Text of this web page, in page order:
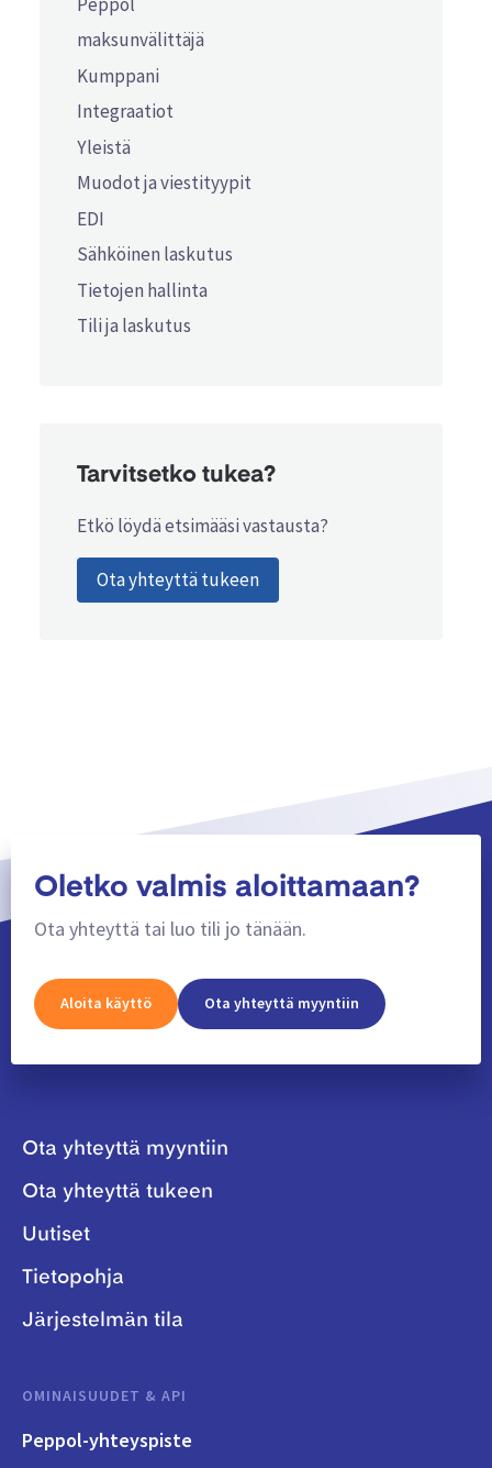
maksunvälittäjä
Kumppani
Integraatiot
Yleistä
Muodot ja viestityypit
EDI
Sähköinen laskutus
Tietojen hallinta
Tili ja laskutus
Tarvitsetko tukea?
Etkö löydä etsimääsi vastausta?
Ota yhteyttä tukeen
Oletko valmis aloittamaan?
Ota yhteyttä tai luo tili jo tänään.
Aloita käyttö Ota yhteyttä myyntiin
Ota yhteyttä myyntiin
Ota yhteyttä tukeen
Uutiset
Tietopohja
Järjestelmän tila
OMINAISUUDET & API
Peppol-yhteyspiste